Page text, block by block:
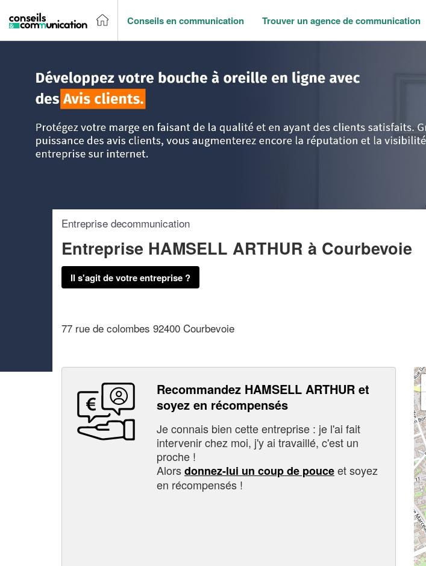
Conseils en communication Trouver un agence de communication
Entreprise decommunication
Entreprise HAMSELL ARTHUR à Courbevoie
Il s'agit de votre entreprise ?
77 rue de colombes 92400 Courbevoie
Recommandez HAMSELL ARTHUR et
soyez en récompensés
Je connais bien cette entreprise : je l'ai fait
intervenir chez moi, j'y ai travaillé, c'est un
proche !
Alorsdonnez-lui un coup de pouceet soyez
en récompensés !